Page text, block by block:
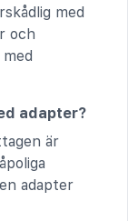
med
och
adapter?
är
adapter